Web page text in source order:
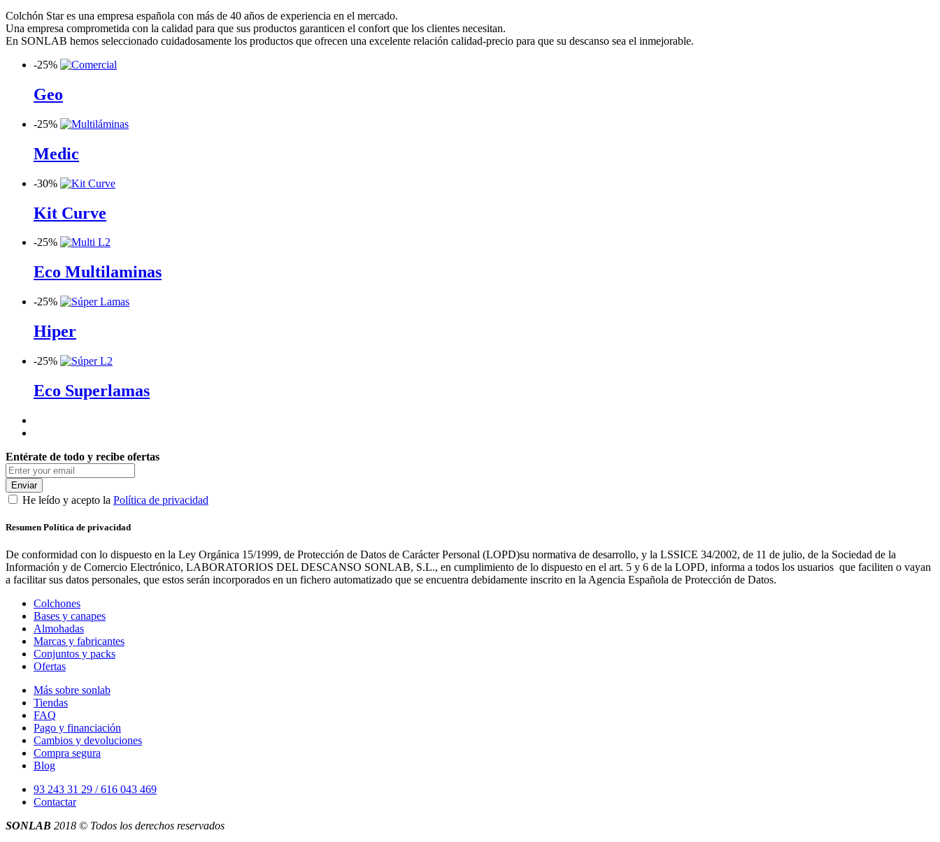
Colchón Star es una empresa española con más de 40 años de experiencia en el mercado.
Una empresa comprometida con la calidad para que sus productos garanticen el confort que los clientes necesitan.
En SONLAB hemos seleccionado cuidadosamente los productos que ofrecen una excelente relación calidad-precio para que su descanso sea el inmejorable.
-25%
Geo
-25%
Medic
-30%
Kit Curve
-25%
Eco Multilaminas
-25%
Hiper
-25%
Eco Superlamas
Entérate de todo y recibe ofertas
Enviar
He leído y acepto la Política de privacidad
Resumen Política de privacidad
De conformidad con lo dispuesto en la Ley Orgánica 15/1999, de Protección de Datos de Carácter Personal (LOPD)su normativa de desarrollo, y la LSSICE 34/2002, de 11 de julio, de la Sociedad de la
Información y de Comercio Electrónico, LABORATORIOS DEL DESCANSO SONLAB, S.L., en cumplimiento de lo dispuesto en el art. 5 y 6 de la LOPD, informa a todos los usuarios que faciliten o vayan
a facilitar sus datos personales, que estos serán incorporados en un fichero automatizado que se encuentra debidamente inscrito en la Agencia Española de Protección de Datos.
Colchones
Bases y canapes
Almohadas
Marcas y fabricantes
Conjuntos y packs
Ofertas
Más sobre sonlab
Tiendas
FAQ
Pago y financiación
Cambios y devoluciones
Compra segura
Blog
93 243 31 29 / 616 043 469
Contactar
SONLAB 2018 © Todos los derechos reservados